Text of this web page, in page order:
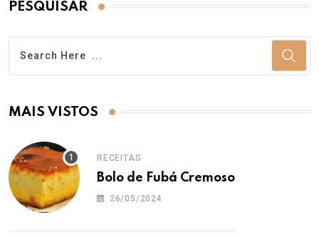
PESQUISAR
MAIS VISTOS
RECEITAS
Bolo de Fubá Cremoso
26/05/2024